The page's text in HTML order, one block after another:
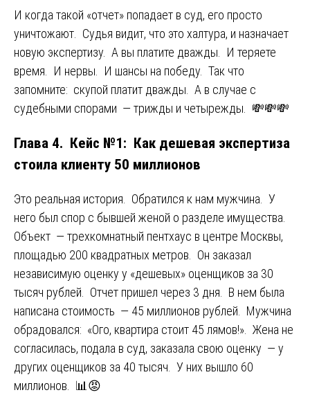
И когда такой «отчет» попадает в суд, его просто
уничтожают. Судья видит, что это халтура, и назначает
новую экспертизу. А вы платите дважды. И теряете
время. И нервы. И шансы на победу. Так что
запомните: скупой платит дважды. А в случае с
судебными спорами — трижды и четырежды. 💸💸💸
Глава 4. Кейс №1: Как дешевая экспертиза
стоила клиенту 50 миллионов
Это реальная история. Обратился к нам мужчина. У
него был спор с бывшей женой о разделе имущества.
Объект — трехкомнатный пентхаус в центре Москвы,
площадью 200 квадратных метров. Он заказал
независимую оценку у «дешевых» оценщиков за 30
тысяч рублей. Отчет пришел через 3 дня. В нем была
написана стоимость — 45 миллионов рублей. Мужчина
обрадовался: «Ого, квартира стоит 45 лямов!». Жена не
согласилась, подала в суд, заказала свою оценку — у
других оценщиков за 40 тысяч. У них вышло 60
миллионов. 📊😡